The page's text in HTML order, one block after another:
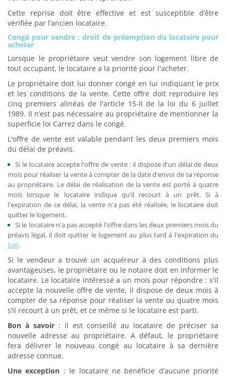
Cette reprise doit être effective et est susceptible d’être
vérifiée par l’ancien locataire.
Congé pour vendre : droit de préemption du locataire pour
acheter
Lorsque le propriétaire veut vendre son logement libre de
tout occupant, le locataire a la priorité pour l'acheter.
Le propriétaire doit lui donner congé en lui indiquant le prix
et les conditions de la vente. Cette offre doit reproduire les
cinq premiers alinéas de l'article 15-II de la loi du 6 juillet
1989. Il n’est pas nécessaire au propriétaire de mentionner la
superficie loi Carrez dans le congé.
L'offre de vente est valable pendant les deux premiers mois
du délai de préavis.
Si le locataire accepte l'offre de vente : il dispose d'un délai de deux
mois pour réaliser la vente à compter de la date d'envoi de sa réponse
au propriétaire. Le délai de réalisation de la vente est porté à quatre
mois lorsque le locataire indique qu'il recourt à un prêt. Si à
l'expiration de ce délai, la vente n'a pas été réalisée, le locataire doit
quitter le logement.
Si le locataire n'a pas accepté l'offre dans les deux premiers mois du
préavis légal, il doit quitter le logement au plus tard à l'expiration du
bail.
Si le vendeur a trouvé un acquéreur à des conditions plus
avantageuses, le propriétaire ou le notaire doit en informer le
locataire. Le locataire intéressé a un mois pour répondre : s'il
accepte la nouvelle offre de vente, il dispose de deux mois à
compter de sa réponse pour réaliser la vente ou quatre mois
s’il recourt à un prêt, et ce même si le locataire est parti.
Bon à savoir : il est conseillé au locataire de préciser sa
nouvelle adresse au propriétaire. A défaut, le propriétaire
fera délivrer le nouveau congé au locataire à sa dernière
adresse connue.
Une exception : le locataire ne bénéficie d’aucune priorité